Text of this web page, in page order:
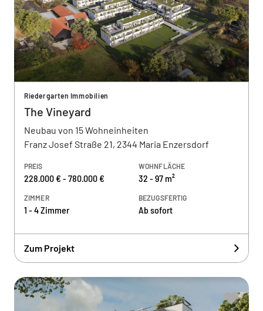
Riedergarten Immobilien
The Vineyard
Neubau von 15 Wohneinheiten
Franz Josef Straße 21, 2344 Maria Enzersdorf
PREIS
228.000 € - 780.000 €
WOHNFLÄCHE
32 - 97 m²
ZIMMER
1 - 4 Zimmer
BEZUGSFERTIG
Ab sofort
Zum Projekt